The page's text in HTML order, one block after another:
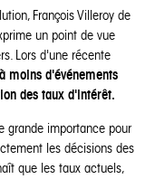
François Villeroy de
un point de vue
Lors d'une récente
moins d'événements
des taux d'intérêt.
grande importance pour
les décisions des
que les taux actuels,